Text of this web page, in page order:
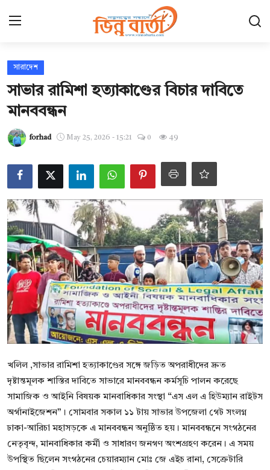
হোম
Contact
ছবি ঘর
আন্তর্জাতিক
খেলা
সারাদেশ
বিনোদন
বাণিজ্য
শিল্প ও সাহিত্য
জাতীয়
রাজনীতি
Bangla
সারাদেশ
সাভার রামিশা হত্যাকাণ্ডের বিচার দাবিতে
মানববন্ধন
forhad May 25, 2026 - 15:21 0 49
খলিল ,সাভার রামিশা হত্যাকাণ্ডের সঙ্গে জড়িত অপরাধীদের দ্রুত
দৃষ্টান্তমূলক শাস্তির দাবিতে সাভারে মানববন্ধন কর্মসূচি পালন করেছে
সামাজিক ও আইনি বিষয়ক মানবাধিকার সংস্থা “এস এল এ হিউম্যান রাইটস
অর্গানাইজেশন”। সোমবার সকাল ১১ টায় সাভার উপজেলা গেট সংলগ্ন
ঢাকা-আরিচা মহাসড়কে এ মানববন্ধন অনুষ্ঠিত হয়। মানববন্ধনে সংগঠনের
নেতৃবৃন্দ, মানবাধিকার কর্মী ও সাধারণ জনগণ অংশগ্রহণ করেন। এ সময়
উপস্থিত ছিলেন সংগঠনের চেয়ারম্যান মোঃ জে এইচ রানা, সেক্রেটারি